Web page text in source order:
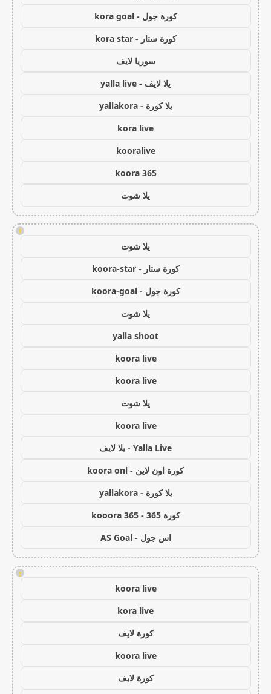
كورة جول - kora goal
كورة ستار - kora star
سوريا لايف
يلا لايف - yalla live
يلا كورة - yallakora
kora live
kooralive
koora 365
يلا شوت
!
يلا شوت
كورة ستار - koora-star
كورة جول - koora-goal
يلا شوت
yalla shoot
koora live
koora live
يلا شوت
koora live
Yalla Live - يلا لايف
كورة اون لاين - koora onl
يلا كورة - yallakora
كورة 365 - kooora 365
اس جول - AS Goal
!
koora live
kora live
كورة لايف
koora live
كورة لايف